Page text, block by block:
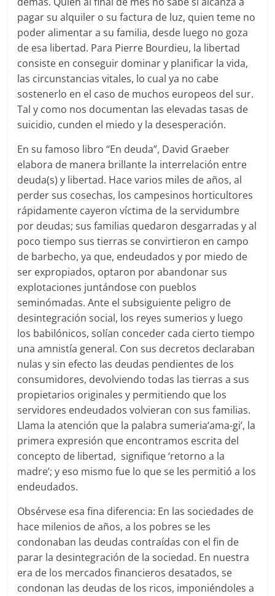
pagar su alquiler o su factura de luz, quien teme no
poder alimentar a su familia, desde luego no goza
de esa libertad. Para Pierre Bourdieu, la libertad
consiste en conseguir dominar y planificar la vida,
las circunstancias vitales, lo cual ya no cabe
sostenerlo en el caso de muchos europeos del sur.
Tal y como nos documentan las elevadas tasas de
suicidio, cunden el miedo y la desesperación.
En su famoso libro “En deuda”, David Graeber
elabora de manera brillante la interrelación entre
deuda(s) y libertad. Hace varios miles de años, al
perder sus cosechas, los campesinos horticultores
rápidamente cayeron víctima de la servidumbre
por deudas; sus familias quedaron desgarradas y al
poco tiempo sus tierras se convirtieron en campo
de barbecho, ya que, endeudados y por miedo de
ser expropiados, optaron por abandonar sus
explotaciones juntándose con pueblos
seminómadas. Ante el subsiguiente peligro de
desintegración social, los reyes sumerios y luego
los babilónicos, solían conceder cada cierto tiempo
una amnistía general. Con sus decretos declaraban
nulas y sin efecto las deudas pendientes de los
consumidores, devolviendo todas las tierras a sus
propietarios originales y permitiendo que los
servidores endeudados volvieran con sus familias.
Llama la atención que la palabra sumeria‘ama-gi’, la
primera expresión que encontramos escrita del
concepto de libertad, signifique ‘retorno a la
madre’; y eso mismo fue lo que se les permitió a los
endeudados.
Obsérvese esa fina diferencia: En las sociedades de
hace milenios de años, a los pobres se les
condonaban las deudas contraídas con el fin de
parar la desintegración de la sociedad. En nuestra
era de los mercados financieros desatados, se
condonan las deudas de los ricos, imponiéndoles a